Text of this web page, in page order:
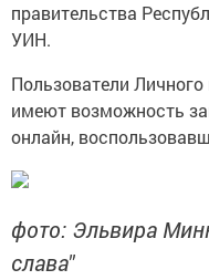
правительства
УИН.
Пользователи
имеют возможность
онлайн,
фото: Эльвира
слава"